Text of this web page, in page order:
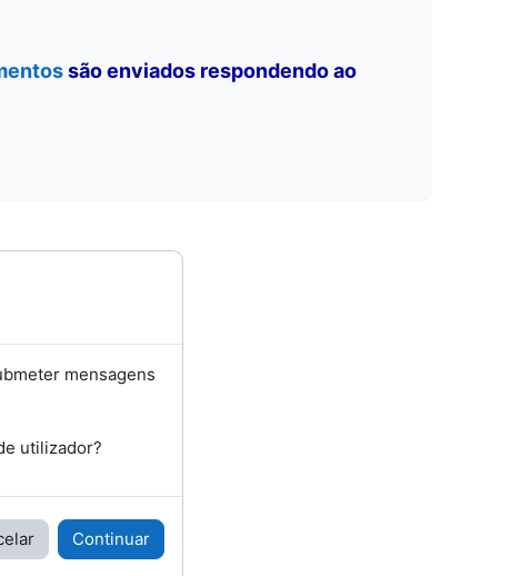
são enviados respondendo ao
mensagens
utilizador?
Continuar